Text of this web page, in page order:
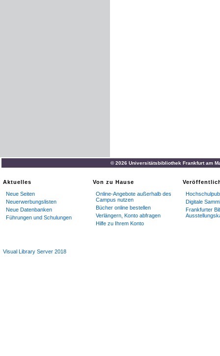
© 2026 Universitätsbibliothek Frankfurt am
Aktuelles
Neue Seiten
Neuerwerbungslisten
Neue Datenbanken
Führungen und Schulungen
Von zu Hause
Online-Angebote außerhalb des
Campus nutzen
Bücher online bestellen
Verlängern, Konto abfragen
Hilfe zu Ihrem Konto
Digitale
Frankfurter
Visual Library Server 2018